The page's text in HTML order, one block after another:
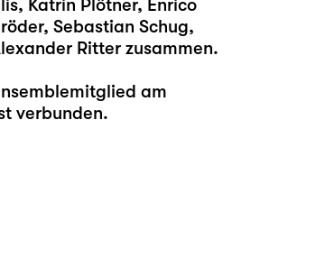
Katrin Plötner, Enrico
Sebastian Schug,
Ritter zusammen.
am
verbunden.